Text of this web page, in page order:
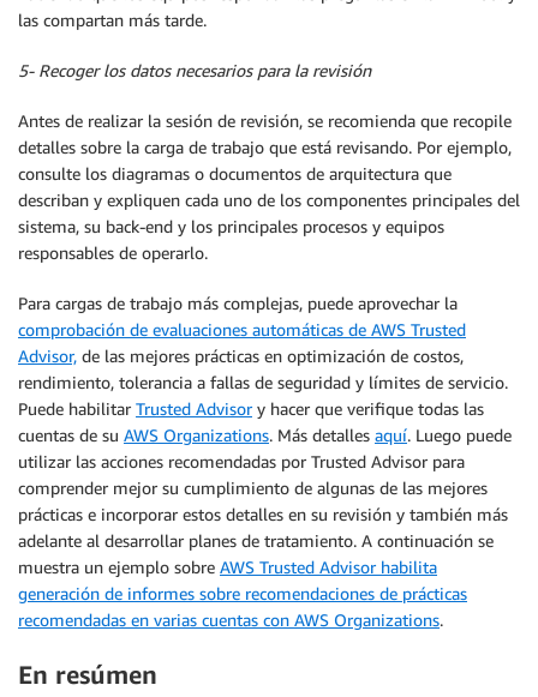
las compartan más tarde.
5- Recoger los datos necesarios para la revisión
Antes de realizar la sesión de revisión, se recomienda que recopile
detalles sobre la carga de trabajo que está revisando. Por ejemplo,
consulte los diagramas o documentos de arquitectura que
describan y expliquen cada uno de los componentes principales del
sistema, su back-end y los principales procesos y equipos
responsables de operarlo.
Para cargas de trabajo más complejas, puede aprovechar la
comprobación de evaluaciones automáticas de AWS Trusted
Advisor, de las mejores prácticas en optimización de costos,
rendimiento, tolerancia a fallas de seguridad y límites de servicio.
Puede habilitar Trusted Advisory hacer que verifique todas las
cuentas de su AWS Organizations. Más detalles aquí. Luego puede
utilizar las acciones recomendadas por Trusted Advisor para
comprender mejor su cumplimiento de algunas de las mejores
prácticas e incorporar estos detalles en su revisión y también más
adelante al desarrollar planes de tratamiento. A continuación se
muestra un ejemplo sobre AWS Trusted Advisor habilita
generación de informes sobre recomendaciones de prácticas
recomendadas en varias cuentas con AWS Organizations.
En resúmen